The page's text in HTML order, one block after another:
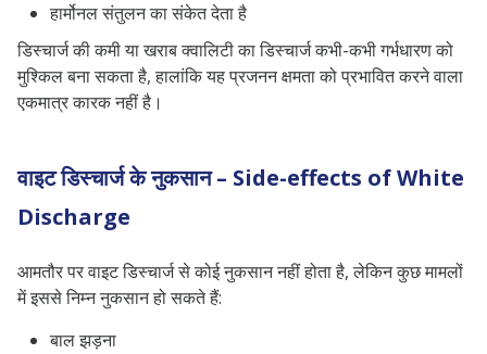
हार्मोनल संतुलन का संकेत देता है
डिस्चार्ज की कमी या खराब क्वालिटी का डिस्चार्ज कभी-कभी गर्भधारण को
मुश्किल बना सकता है, हालांकि यह प्रजनन क्षमता को प्रभावित करने वाला
एकमात्र कारक नहीं है।
वाइट डिस्चार्ज के नुकसान – Side-effects of White
Discharge
आमतौर पर वाइट डिस्चार्ज से कोई नुकसान नहीं होता है, लेकिन कुछ मामलों
में इससे निम्न नुकसान हो सकते हैं:
बाल झड़ना